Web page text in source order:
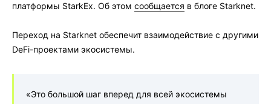
платформы StarkEx. Об этом сообщается в блоге Starknet.
Переход на Starknet обеспечит взаимодействие с другими
DeFi-проектами экосистемы.
«Это большой шаг вперед для всей экосистемы